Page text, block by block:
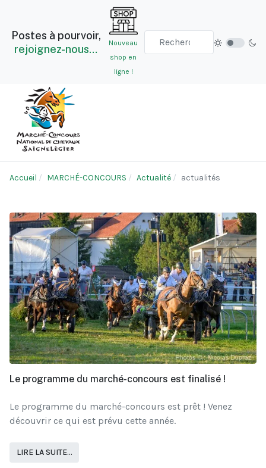
Postes à pourvoir,
rejoignez-nous…
Nouveau
shop en
ligne !
Accueil MARCHÉ-CONCOURS Actualité actualités
Le programme du marché-concours est finalisé !
Le programme du marché-concours est prêt ! Venez
découvrir ce qui est prévu cette année.
LIRE LA SUITE...